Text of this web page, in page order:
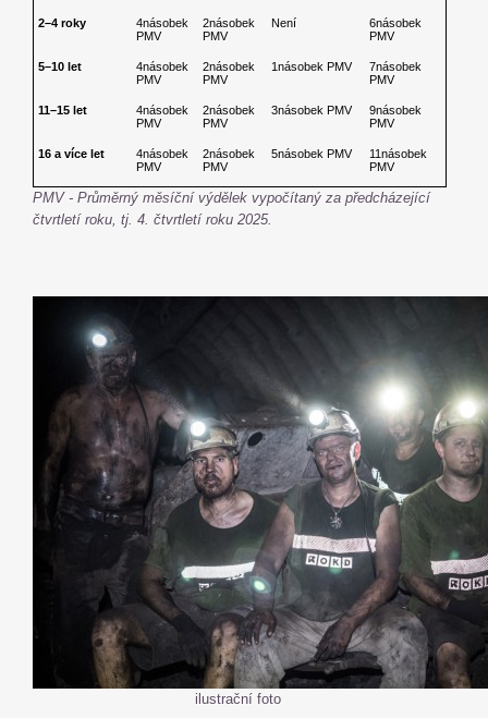
2–4 roky
4násobek
PMV
2násobek
PMV
Není
6násobek
PMV
5–10 let
4násobek
PMV
2násobek
PMV
1násobek PMV
7násobek
PMV
11–15 let
4násobek
PMV
2násobek
PMV
3násobek PMV
9násobek
PMV
16 a více let
4násobek
PMV
2násobek
PMV
5násobek PMV
11násobek
PMV
PMV - Průměrný měsíční výdělek vypočítaný za předcházející
čtvrtletí roku, tj. 4. čtvrtletí roku 2025.
ilustrační foto